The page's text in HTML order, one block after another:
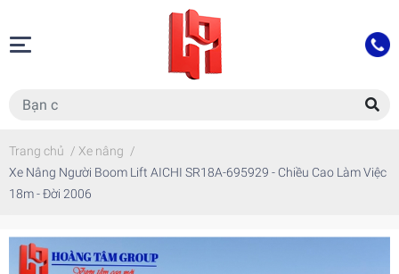
Trang chủ / Xe nâng /
Xe Nâng Người Boom Lift AICHI SR18A-695929 - Chiều Cao Làm Việc
18m - Đời 2006